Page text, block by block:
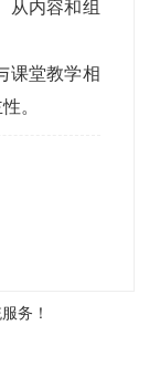
从内容和组
课堂教学相
。
服务！